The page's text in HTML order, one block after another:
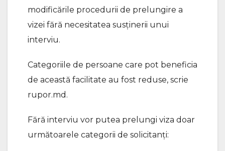
modificările procedurii de prelungire a
vizei fără necesitatea susținerii unui
interviu.
Categoriile de persoane care pot beneficia
de această facilitate au fost reduse, scrie
rupor.md.
Fără interviu vor putea prelungi viza doar
următoarele categorii de solicitanți: